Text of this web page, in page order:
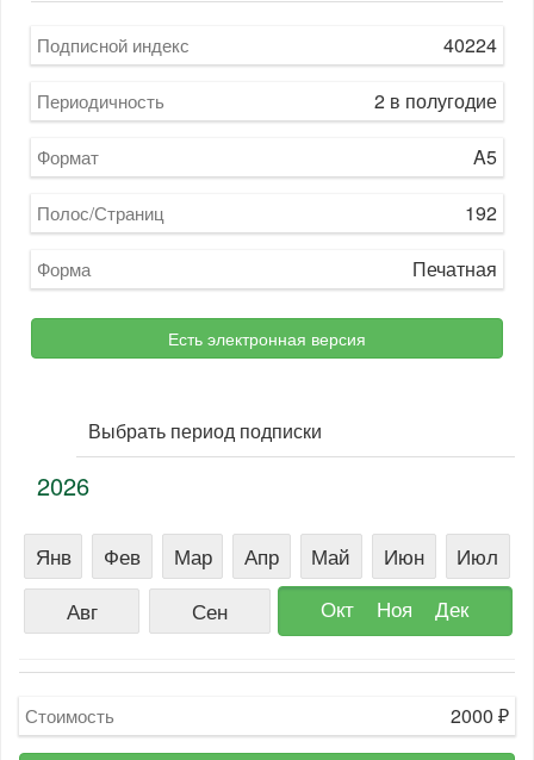
Подписной индекс 40224
Периодичность 2 в полугодие
Формат A5
Полос/Страниц 192
Форма Печатная
Есть электронная версия
Выбрать период подписки
2026
Янв Фев Мар Апр Май Июн
Июл
Авг
Сен Окт Ноя Дек
Стоимость 2000 ₽